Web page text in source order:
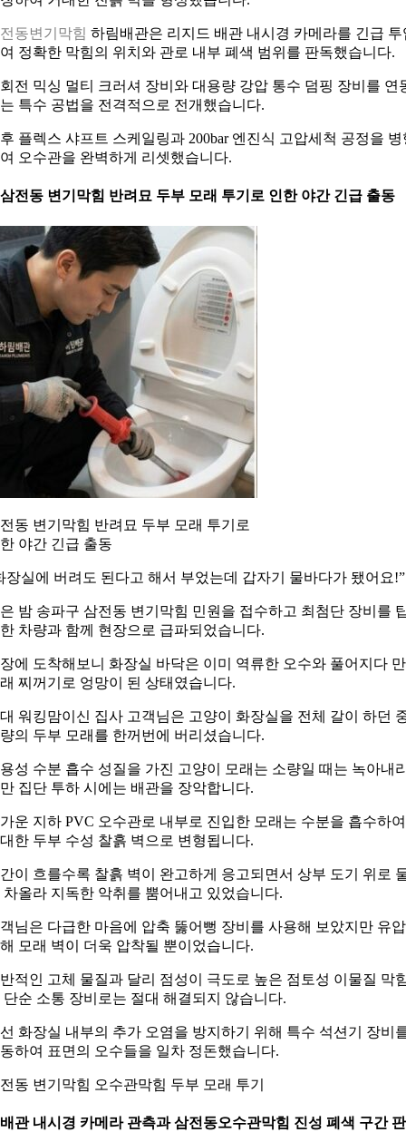
동변기막힘 하림배관은 리지드 배관 내시경 카메라를 긴급 투
정확한 막힘의 위치와 관로 내부 폐색 범위를 판독했습니다.
전 믹싱 멀티 크러셔 장비와 대용량 강압 통수 덤핑 장비를 연
특수 공법을 전격적으로 전개했습니다.
플렉스 샤프트 스케일링과 200bar 엔진식 고압세척 공정을 병
오수관을 완벽하게 리셋했습니다.
전동 변기막힘 반려묘 두부 모래 투기로 인한 야간 긴급 출동
동 변기막힘 반려묘 두부 모래 투기로
야간 긴급 출동
장실에 버려도 된다고 해서 부었는데 갑자기 물바다가 됐어요!”
밤 송파구 삼전동 변기막힘 민원을 접수하고 최첨단 장비를
차량과 함께 현장으로 급파되었습니다.
에 도착해보니 화장실 바닥은 이미 역류한 오수와 풀어지다 만
찌꺼기로 엉망이 된 상태였습니다.
워킹맘이신 집사 고객님은 고양이 화장실을 전체 갈이 하던
의 두부 모래를 한꺼번에 버리셨습니다.
성 수분 흡수 성질을 가진 고양이 모래는 소량일 때는 녹아내
집단 투하 시에는 배관을 장악합니다.
운 지하 PVC 오수관로 내부로 진입한 모래는 수분을 흡수하여
한 두부 수성 찰흙 벽으로 변형됩니다.
이 흐를수록 찰흙 벽이 완고하게 응고되면서 상부 도기 위로
차올라 지독한 악취를 뿜어내고 있었습니다.
님은 다급한 마음에 압축 뚫어뻥 장비를 사용해 보았지만 유
모래 벽이 더욱 압착될 뿐이었습니다.
적인 고체 물질과 달리 점성이 극도로 높은 점토성 이물질 막
단순 소통 장비로는 절대 해결되지 않습니다.
화장실 내부의 추가 오염을 방지하기 위해 특수 석션기 장비
하여 표면의 오수들을 일차 정돈했습니다.
동 변기막힘 오수관막힘 두부 모래 투기
관 내시경 카메라 관측과 삼전동오수관막힘 진성 폐색 구간